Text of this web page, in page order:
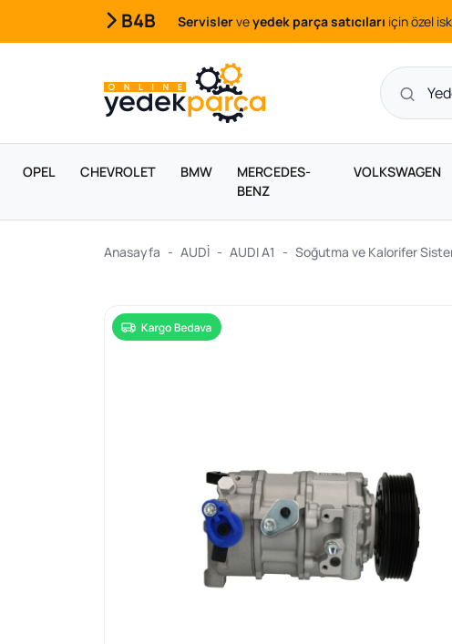
B4B Servislerveyedek parça satıcıları için özel
OPEL CHEVROLET BMW
MERCEDES-
BENZ
VOLKSWAGEN
Anasayfa AUDİ AUDI A1 Soğutma ve Kalorifer